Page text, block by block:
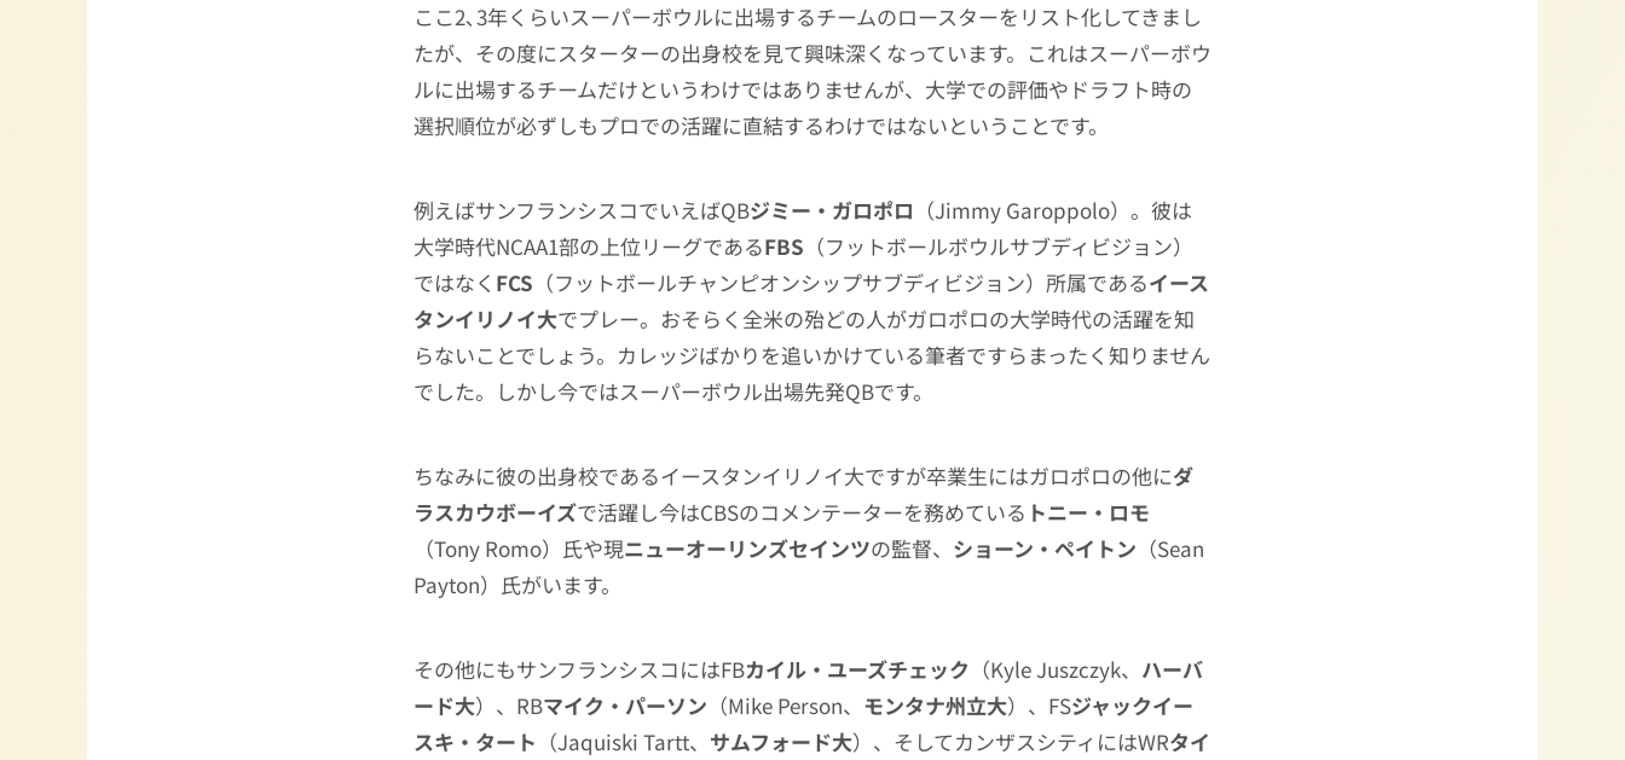
ここ2､3年くらいスーパーボウルに出場するチームのロースターをリスト化してきまし
たが、その度にスターターの出身校を見て興味深くなっています。これはスーパーボウ
ルに出場するチームだけというわけではありませんが、大学での評価やドラフト時の
選択順位が必ずしもプロでの活躍に直結するわけではないということです。
例えばサンフランシスコでいえばQBジミー・ガロポロ （Jimmy Garoppolo）。彼は
大学時代NCAA1部の上位リーグであるFBS （フットボールボウルサブディビジョン）
ではなく FCS （フットボールチャンピオンシップサブディビジョン）所属であるイース
タンイリノイ大でプレー。おそらく全米の殆どの人がガロポロの大学時代の活躍を知
らないことでしょう。カレッジばかりを追いかけている筆者ですらまったく知りません
でした。しかし今ではスーパーボウル出場先発QBです。
ちなみに彼の出身校であるイースタンイリノイ大ですが卒業生にはガロポロの他にダ
ラスカウボーイズで活躍し今はCBSのコメンテーターを務めている トニー・ロモ
（Tony Romo）氏や現ニューオーリンズセインツの監督、 ショーン・ペイトン （Sean
Payton）氏がいます。
その他にもサンフランシスコにはFBカイル・ユーズチェック （Kyle Juszczyk、 ハーバ
ード大）、RBマイク・パーソン （Mike Person、 モンタナ州立大）、FSジャックイー
スキ・タート （Jaquiski Tartt、 サムフォード大）、そしてカンザスシティにはWRタイ